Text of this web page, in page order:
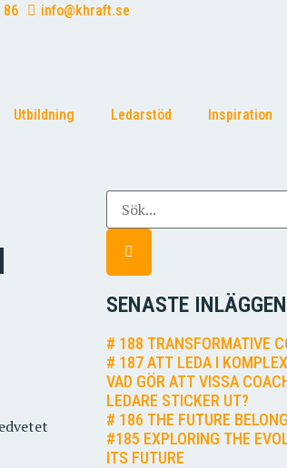
86 info@khraft.se
Utbildning Ledarstöd Inspiration
SENASTE INLÄGGEN
# 188 TRANSFORMATIVE
# 187 ATT LEDA I
VAD GÖR ATT VISSA
LEDARE STICKER UT?
# 186 THE FUTURE
#185 EXPLORING THE
ITS FUTURE